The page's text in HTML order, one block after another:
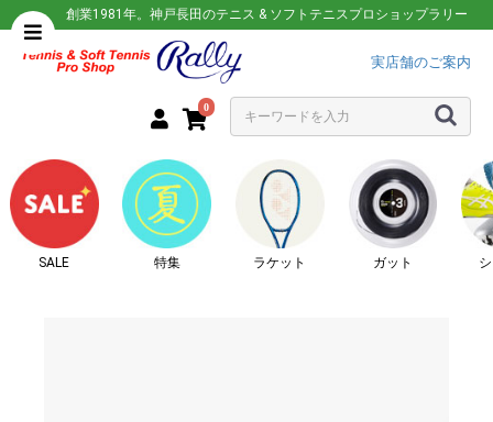
創業1981年。神戸長田のテニス & ソフトテニスプロショップラリー
実店舗のご案内
0
SALE 特集 ラケット ガット